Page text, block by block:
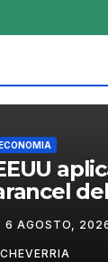
del
6 AGOSTO,